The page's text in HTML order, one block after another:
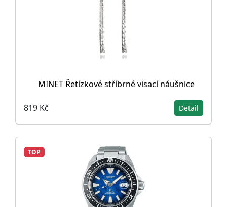
MINET Řetízkové stříbrné visací náušnice
819 Kč Detail
TOP